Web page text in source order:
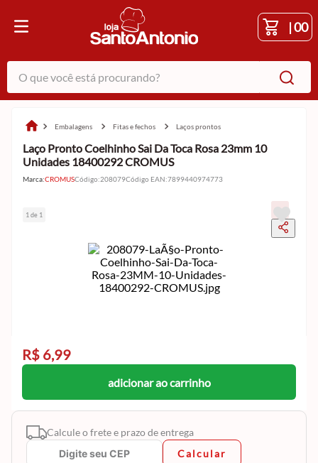
|00
O que você está procurando?
embalagens fitas e fechos laços prontos
Laço Pronto Coelhinho Sai Da Toca Rosa 23mm 10
Unidades 18400292 CROMUS
Marca:CROMUSCódigo:208079Código EAN:7899440974773
1 de 1
R$ 6,99
adicionar ao carrinho
Calcule o frete e prazo de entrega
Calcular